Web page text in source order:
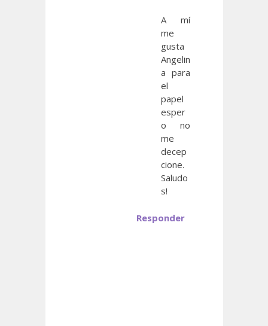
A mí
me
gusta
Angelin
a para
el
papel
esper
o no
me
decep
cione.
Saludo
s!
Responder